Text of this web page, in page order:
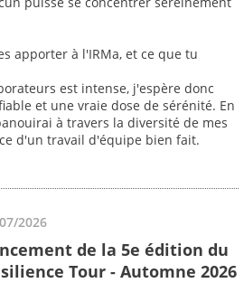
apporter à l'IRMa, et ce que tu
est intense, j'espère donc
et une vraie dose de sérénité. En
à travers la diversité de mes
d'un travail d'équipe bien fait.
2026
de la 5e édition du
Tour - Automne 2026